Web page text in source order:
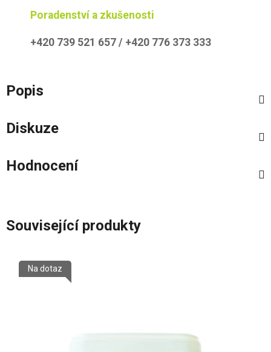
Poradenství a zkušenosti
+420 739 521 657 / +420 776 373 333
Popis
Diskuze
Hodnocení
Související produkty
Na dotaz